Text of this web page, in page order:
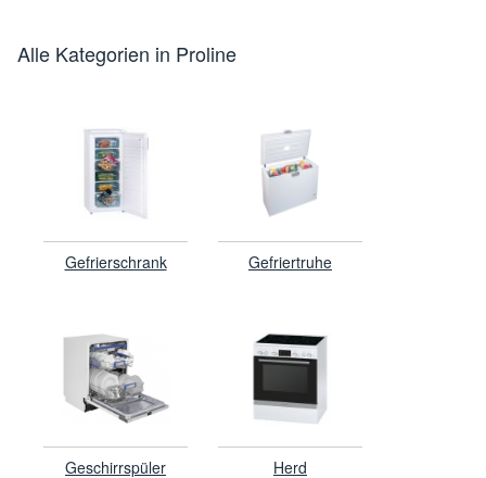
Alle Kategorien in Proline
Gefrierschrank Gefriertruhe
Geschirrspüler Herd